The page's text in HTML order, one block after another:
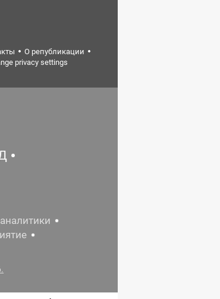
О републикации
privacy settings